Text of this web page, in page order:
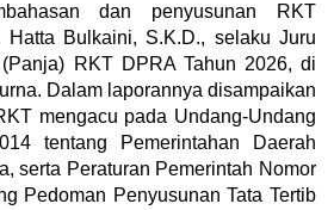
dan penyusunan RKT
Bulkaini, S.K.D., selaku Juru
RKT DPRA Tahun 2026, di
Dalam laporannya disampaikan
mengacu pada Undang-Undang
tentang Pemerintahan Daerah
serta Peraturan Pemerintah Nomor
Pedoman Penyusunan Tata Tertib